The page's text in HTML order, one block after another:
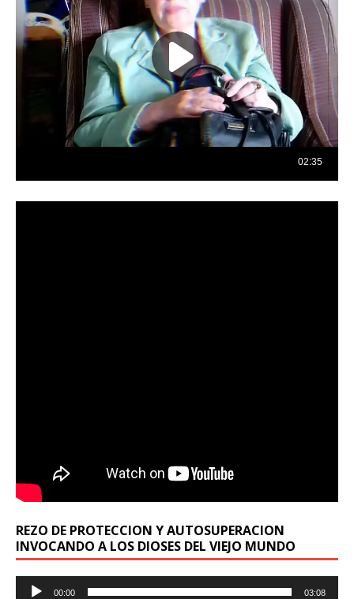
REZO DE PROTECCION Y AUTOSUPERACION
INVOCANDO A LOS DIOSES DEL VIEJO MUNDO
Reproductor
00:00 03:08